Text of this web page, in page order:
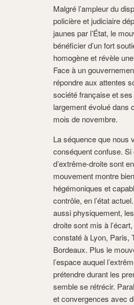
Malgré l’ampleur du
policière et judiciaire
jaunes par l’État, le
bénéficier d’un fort
homogène et révèle
Face à un
répondre aux attentes
société française et
largement évolué dans
mois de novembre.
La séquence que nous
conséquent confuse.
d’extrême-droite sont
mouvement montre
hégémoniques et
contrôle, en l’état
aussi physiquement,
droite sont mis à
constaté à Lyon, Paris,
Bordeaux. Plus le
l’espace auquel
prétendre durant les
semble se rétrécir.
et convergences avec